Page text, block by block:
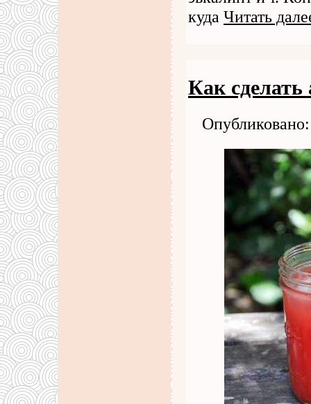
куда Читать
Как сделать